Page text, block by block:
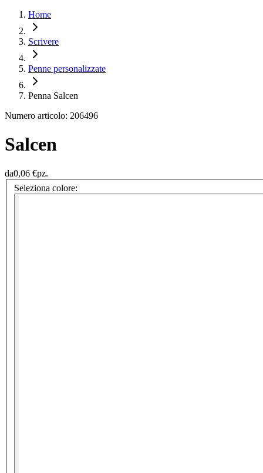
Home
Scrivere
Penne personalizzate
Penna Salcen
Numero articolo: 206496
Salcen
da0,06 €pz.
Seleziona colore: